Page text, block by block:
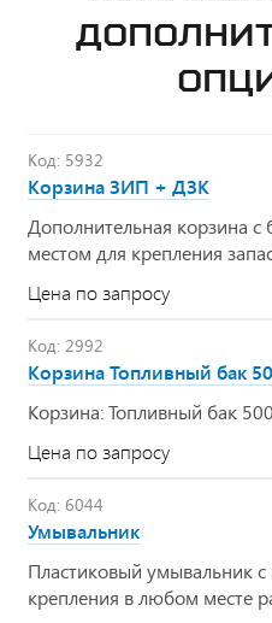
Код: 5932
Корзина ЗИП + ДЗК
Дополнительная корзина
местом для крепления
Цена по запросу
Код: 2992
Корзина Топливный бак
Корзина: Топливный бак
Цена по запросу
Код: 6044
Умывальник
Пластиковый умывальник
крепления в любом месте